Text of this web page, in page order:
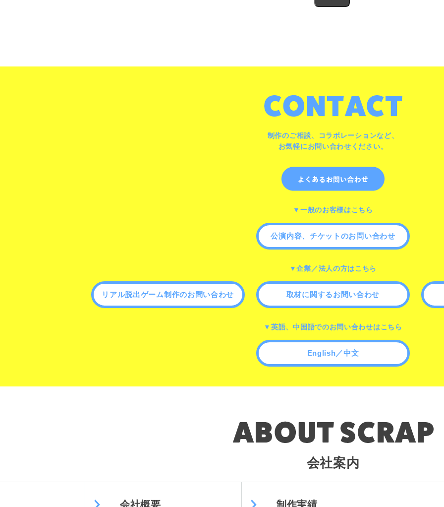
制作のご相談、コラボレーションなど、
お気軽にお問い合わせください。
▼一般のお客様はこちら
公演内容、チケットのお問い合わせ
▼企業／法人の方はこちら
リアル脱出ゲーム制作のお問い合わせ 取材に関するお問い合わせ
▼英語、中国語でのお問い合わせはこちら
English／中文
会社案内
会社概要 制作実績